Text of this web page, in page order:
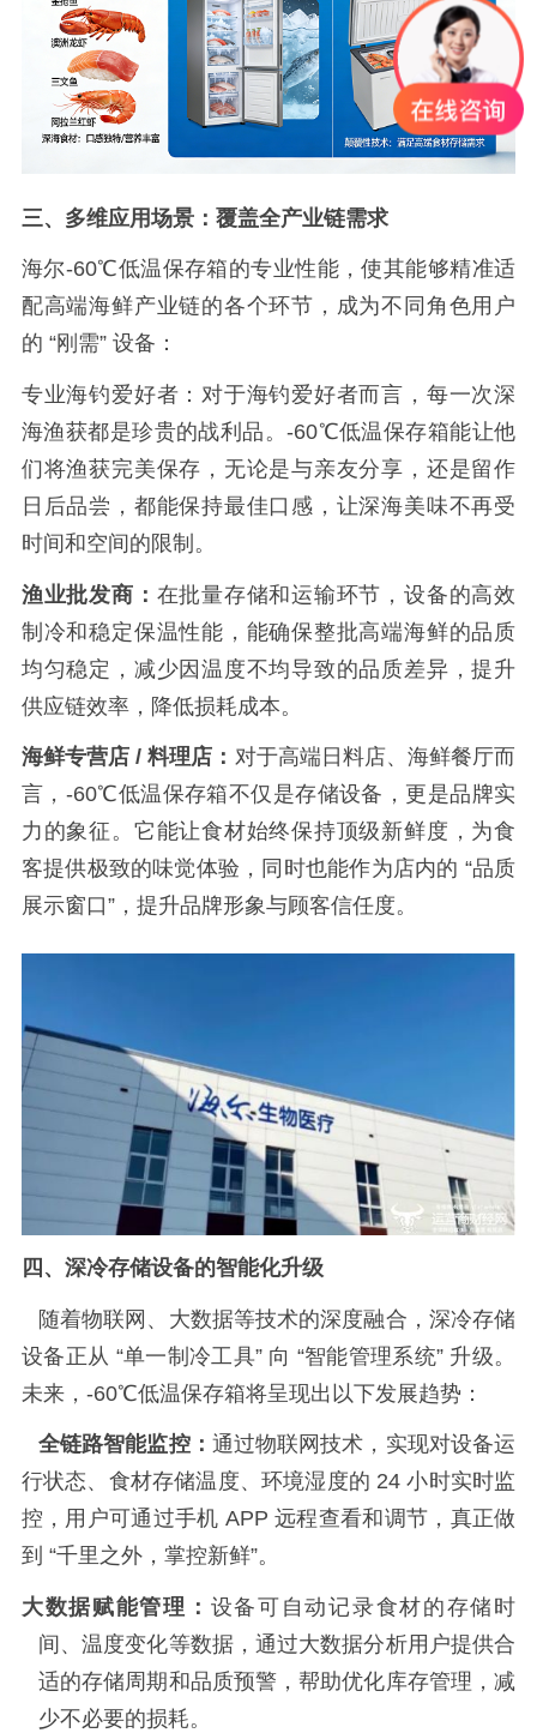
三、多维应用场景：覆盖全产业链需求
海尔-60℃低温保存箱的专业性能，使其能够精准适
配高端海鲜产业链的各个环节，成为不同角色用户
的 “刚需” 设备：
专业海钓爱好者：对于海钓爱好者而言，每一次深
海渔获都是珍贵的战利品。-60℃低温保存箱能让他
们将渔获完美保存，无论是与亲友分享，还是留作
日后品尝，都能保持最佳口感，让深海美味不再受
时间和空间的限制。
渔业批发商： 在批量存储和运输环节，设备的高效
制冷和稳定保温性能，能确保整批高端海鲜的品质
均匀稳定，减少因温度不均导致的品质差异，提升
供应链效率，降低损耗成本。
海鲜专营店 /料理店： 对于高端日料店、海鲜餐厅而
言， -60℃低温保存箱不仅是存储设备，更是品牌实
力的象征。它能让食材始终保持顶级新鲜度，为食
客提供极致的味觉体验，同时也能作为店内的 “品质
展示窗口”，提升品牌形象与顾客信任度。
四、深冷存储设备的智能化升级
随着物联网、大数据等技术的深度融合，深冷存储
设备正从 “单一制冷工具” 向 “智能管理系统” 升级。
未来， -60℃低温保存箱将呈现出以下发展趋势：
全链路智能监控： 通过物联网技术，实现对设备运
行状态、食材存储温度、环境湿度的 24小时实时监
控，用户可通过手机 APP远程查看和调节，真正做
到 “千里之外，掌控新鲜”。
大数据赋能管理： 设备可自动记录食材的存储时
间、温度变化等数据，通过大数据分析用户提供合
适的存储周期和品质预警，帮助优化库存管理，减
少不必要的损耗。